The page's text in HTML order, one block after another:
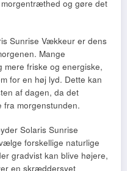
og gøre det
Sunrise Vækkeur er dens
Mange
mere friske og energiske,
for en høj lyd. Dette kan
af dagen, da det
morgenstunden.
Solaris Sunrise
forskellige naturlige
gradvist kan blive højere,
en skræddersyet